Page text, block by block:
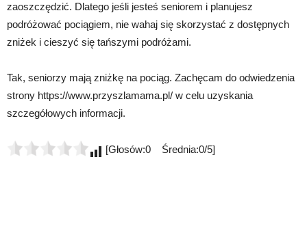
zaoszczędzić. Dlatego jeśli jesteś seniorem i planujesz
podróżować pociągiem, nie wahaj się skorzystać z dostępnych
zniżek i cieszyć się tańszymi podróżami.
Tak, seniorzy mają zniżkę na pociąg. Zachęcam do odwiedzenia
strony https://www.przyszlamama.pl/ w celu uzyskania
szczegółowych informacji.
[Głosów:0 Średnia:0/5]